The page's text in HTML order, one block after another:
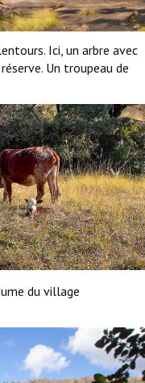
Ici, un arbre avec
Un troupeau de
du village